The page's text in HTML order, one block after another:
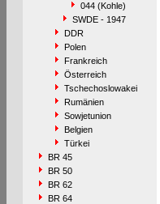
044 (Kohle)
SWDE - 1947
DDR
Polen
Frankreich
Österreich
Tschechoslowakei
Rumänien
Sowjetunion
Belgien
Türkei
BR 45
BR 50
BR 62
BR 64